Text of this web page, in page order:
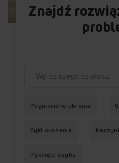
Znajdź
Pogniecione ubrania
Cykl suszenia
Pęknięte szyba